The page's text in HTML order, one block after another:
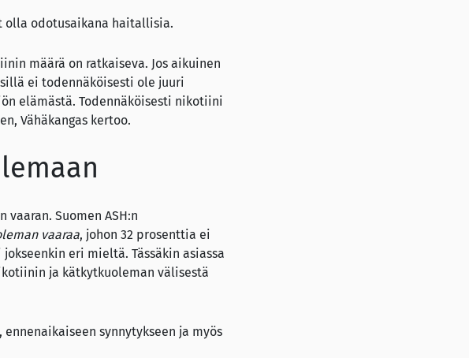
olla odotusaikana haitallisia.
määrä on ratkaiseva. Jos aikuinen
ei todennäköisesti ole juuri
elämästä. Todennäköisesti nikotiini
Vähäkangas kertoo.
Suomen ASH:n
vaaraa, johon 32 prosenttia ei
eri mieltä. Tässäkin asiassa
ja kätkytkuoleman välisestä
synnytykseen ja myös